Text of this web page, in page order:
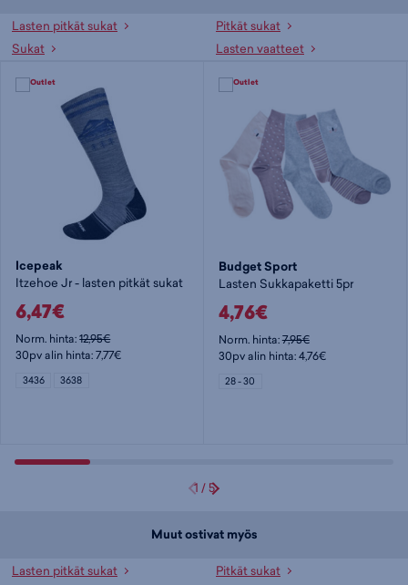
Lasten pitkät sukat
Pitkät sukat
Sukat
Lasten vaatteet
Icepeak
Itzehoe Jr - lasten pitkät sukat
6,47€
Norm. hinta:12,95€
30pv alin hinta: 7,77€
3436 3638
Budget Sport
Lasten Sukkapaketti 5pr
4,76€
Norm. hinta:7,95€
30pv alin hinta: 4,76€
28 - 30
1 /5
Muut ostivat myös
Lasten pitkät sukat Pitkät sukat